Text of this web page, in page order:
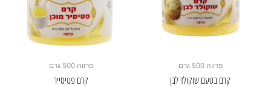
פרווה 500 גרם
קרם בטעם שוקולד לבן
פרווה 500 גרם
קרם פטיסייר